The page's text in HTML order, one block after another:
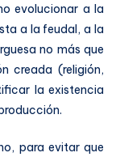
evolucionar a la
a la feudal, a la
no más que
creada (religión,
la existencia
para evitar que